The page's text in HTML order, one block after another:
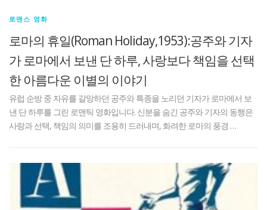
로맨스 영화
로마의 휴일(Roman Holiday,1953):공주와 기자
가 로마에서 보낸 단 하루, 사랑보다 책임을 선택
한 아름다운 이별의 이야기
유럽 순방 중 자유를 갈망하던 공주와 특종을 노리던 기자가 로마에서 보
낸 단 하루를 그린 로맨틱 영화입니다. 신분을 숨긴 공주와 기자의 동행은
사랑과 선택, 책임의 의미를 조용히 드러내며, 화려한 로마의 풍경 …